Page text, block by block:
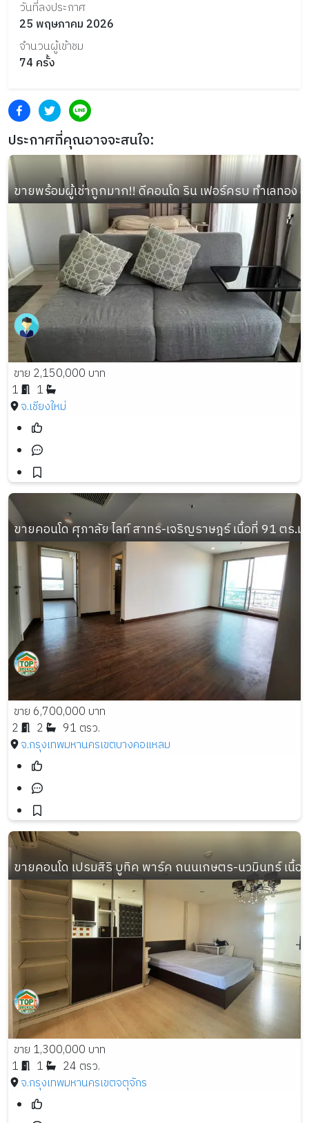
วันที่ลงประกาศ
25 พฤษภาคม 2026
จำนวนผู้เข้าชม
74 ครั้ง
ประกาศที่คุณอาจจะสนใจ:
ขายพร้อมผู้เช่าถูกมาก!! ดีคอนโด ริน เฟอร์ครบ ทำเลทอง อ.
ขาย 2,150,000 บาท
1
1
จ.เชียงใหม่
ขายคอนโด ศุภาลัย ไลท์ สาทร-เจริญราษฎร์ เนื้อที่ 91 ตร.
ขาย 6,700,000 บาท
2
2
91 ตรว.
จ.กรุงเทพมหานครเขตบางคอแหลม
ขายคอนโด เปรมสิริ บูทิค พาร์ค ถนนเกษตร-นวมินทร์ เนื้อ
ขาย 1,300,000 บาท
1
1
24 ตรว.
จ.กรุงเทพมหานครเขตจตุจักร